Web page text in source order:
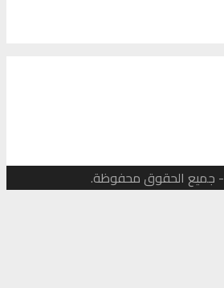
- جميع الحقوق محفوظة.